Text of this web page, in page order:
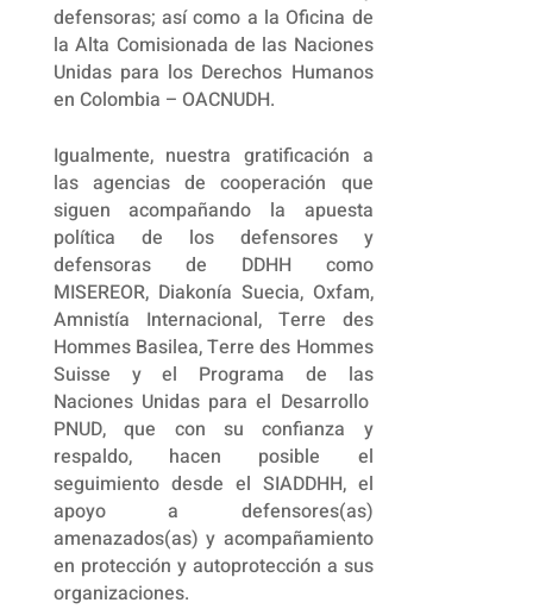
defensoras; así como a la Oficina de
la Alta Comisionada de las Naciones
Unidas para los Derechos Humanos
en Colombia – OACNUDH.
Igualmente, nuestra gratificación a
las agencias de cooperación que
siguen acompañando la apuesta
política de los defensores y
defensoras de DDHH como
MISEREOR, Diakonía Suecia, Oxfam,
Amnistía Internacional, Terre des
Hommes Basilea, Terre des Hommes
Suisse y el Programa de las
Naciones Unidas para el Desarrollo
PNUD, que con su confianza y
respaldo, hacen posible el
seguimiento desde el SIADDHH, el
apoyo a defensores(as)
amenazados(as) y acompañamiento
en protección y autoprotección a sus
organizaciones.